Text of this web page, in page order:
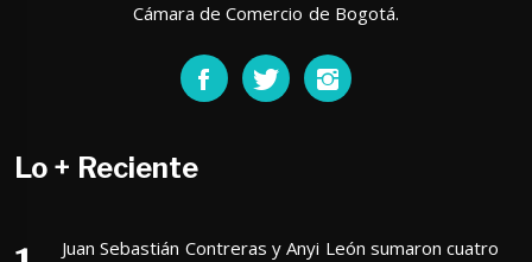
Cámara de Comercio de Bogotá.
Lo + Reciente
Juan Sebastián Contreras y Anyi León sumaron cuatro